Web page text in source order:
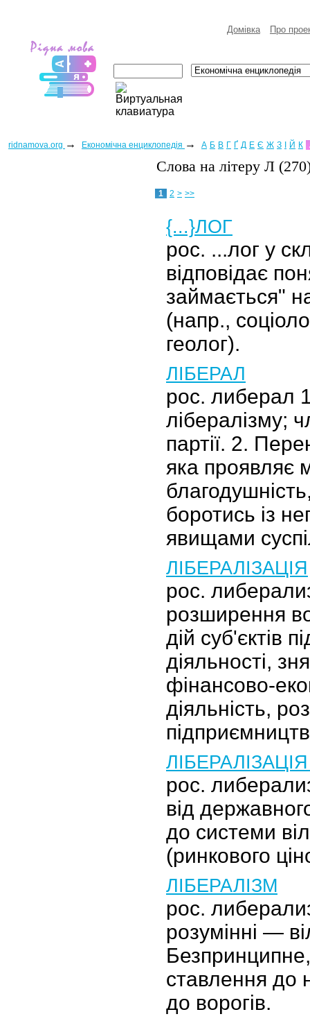
Домівка Про
ridnamova.org → Eкономічна енциклопедія → А Б В Г Ґ Д Е Є Ж З Й К
Слова на лiтеру Л
1 2 > >>
{...}ЛОГ
рос. ...лог у
відповідає
займається"
(напр.,
геолог).
ЛІБЕРАЛ
рос. либерал
лібералізму;
партії. 2.
яка проявляє
боротись із
явищами
ЛІБЕРАЛІЗАЦІЯ
рос.
розширення
дій суб'єктів
діяльності,
фінансово-
діяльність,
рос.
від
до системи
(ринкового
ЛІБЕРАЛІЗМ
рос.
розумінні —
ставлення до
до ворогів.